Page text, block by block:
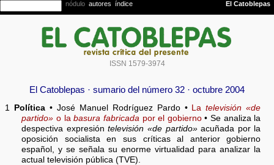
ISSN 1579-3974
El Catoblepas · sumario del número 32 · octubre 2004
1 Política • José Manuel Rodríguez Pardo • Latelevisión «de
partido» o labasura fabricada por el gobierno• Se analiza la
despectiva expresióntelevisión «de partido»acuñada por la
oposición socialista en sus críticas al anterior gobierno
español, y se señala su enorme virtualidad para analizar la
actual televisión pública (TVE).